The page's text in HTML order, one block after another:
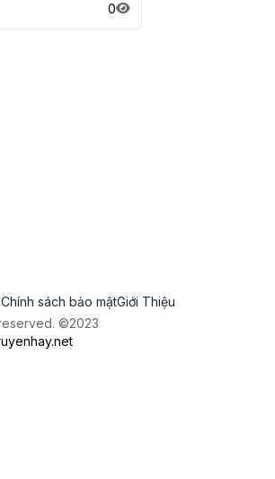
0
Chính sách bảo mậtGiới Thiệu
©2023